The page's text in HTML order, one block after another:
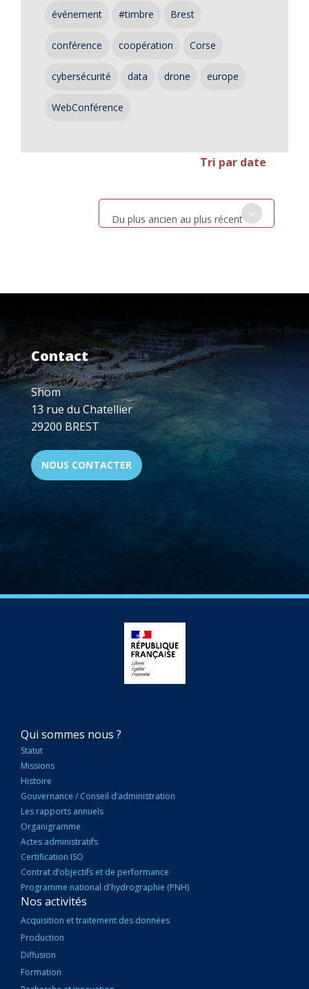
événement #timbre Brest
conférence coopération Corse
cybersécurité data drone europe
WebConférence
Tri par date
Du plus ancien au plus récent
Contact
Shom
13 rue du Chatellier
29200 BREST
NOUS CONTACTER
NAVIGATION
PRINCIPALE
Qui sommes nous ?
Statut
Missions
Histoire
Gouvernance / Conseil d’administration
Les rapports annuels
Organigramme
Actes administratifs
Certification ISO
Contrat d’objectifs et de performance
Programme national d'hydrographie (PNH)
Nos activités
Acquisition et traitement des données
Production
Diffusion
Formation